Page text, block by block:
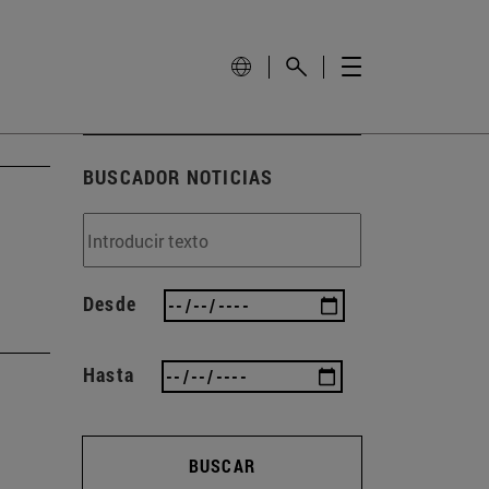
BUSCADOR NOTICIAS
Desde
Hasta
BUSCAR